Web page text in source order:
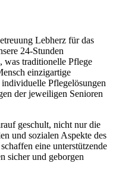
Lebherz für das
24-Stunden
was traditionelle Pflege
einzigartige
Pflegelösungen
der jeweiligen Senioren
geschult, nicht nur die
und sozialen Aspekte des
eine unterstützende
sicher und geborgen